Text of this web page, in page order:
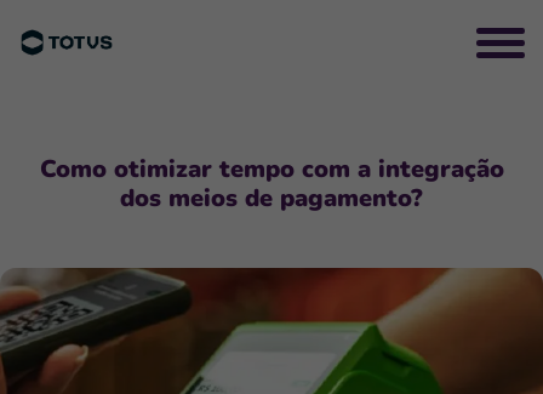
Como otimizar tempo com a integração
dos meios de pagamento?